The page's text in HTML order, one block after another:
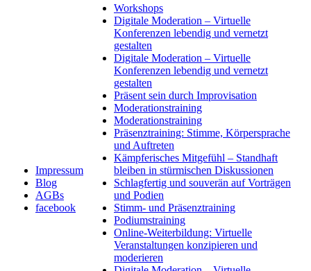
Impressum
Blog
AGBs
facebook
Workshops
Digitale Moderation – Virtuelle
Konferenzen lebendig und vernetzt
gestalten
Digitale Moderation – Virtuelle
Konferenzen lebendig und vernetzt
gestalten
Präsent sein durch Improvisation
Moderationstraining
Moderationstraining
Präsenztraining: Stimme, Körpersprache
und Auftreten
Kämpferisches Mitgefühl – Standhaft
bleiben in stürmischen Diskussionen
Schlagfertig und souverän auf Vorträgen
und Podien
Stimm- und Präsenztraining
Podiumstraining
Online-Weiterbildung: Virtuelle
Veranstaltungen konzipieren und
moderieren